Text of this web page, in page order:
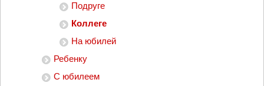
Подруге
Коллеге
На юбилей
Ребенку
С юбилеем